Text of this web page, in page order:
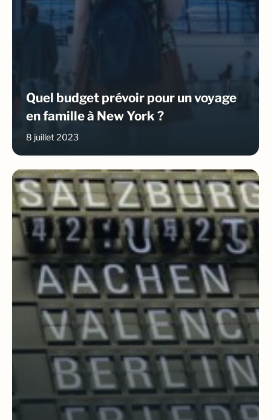
Quel budget prévoir pour un voyage
en famille à New York ?
8 juillet 2023